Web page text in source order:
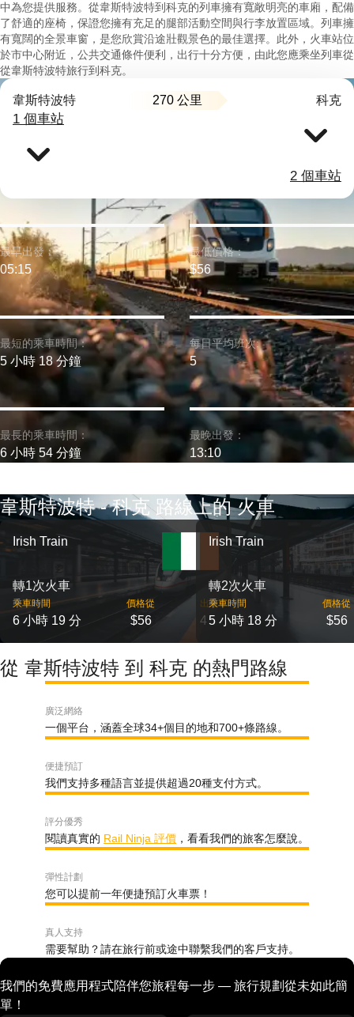
中為您提供服務。從韋斯特波特到科克的列車擁有寬敞明亮的車廂，配備
了舒適的座椅，保證您擁有充足的腿部活動空間與行李放置區域。列車擁
有寬闊的全景車窗，是您欣賞沿途壯觀景色的最佳選擇。此外，火車站位
於市中心附近，公共交通條件便利，出行十分方便，由此您應乘坐列車從
從韋斯特波特旅行到科克。
韋斯特波特 270 公里 科克
1 個車站
2 個車站
最短的乘車時間：
5 小時 18 分鐘
最早出發：
05:15
最長的乘車時間：
6 小時 54 分鐘
最低價格：
$56
每日平均班次:
5
最晚出發：
13:10
韋斯特波特 - 科克 路線上的 火車
Irish Train
轉1次火車
乘車時間
6 小時 19 分
價格從
$56
出發
4
Irish Train
轉2次火車
乘車時間
5 小時 18 分
價格從
$56
從 韋斯特波特 到 科克 的熱門路線
廣泛網絡
一個平台，涵蓋全球34+個目的地和700+條路線。
便捷預訂
我們支持多種語言並提供超過20種支付方式。
評分優秀
閱讀真實的 Rail Ninja 評價 ，看看我們的旅客怎麼說。
彈性計劃
您可以提前一年便捷預訂火車票！
真人支持
需要幫助？請在旅行前或途中聯繫我們的客戶支持。
我們的免費應用程式陪伴您旅程每一步 — 旅行規劃從未如此簡
單！